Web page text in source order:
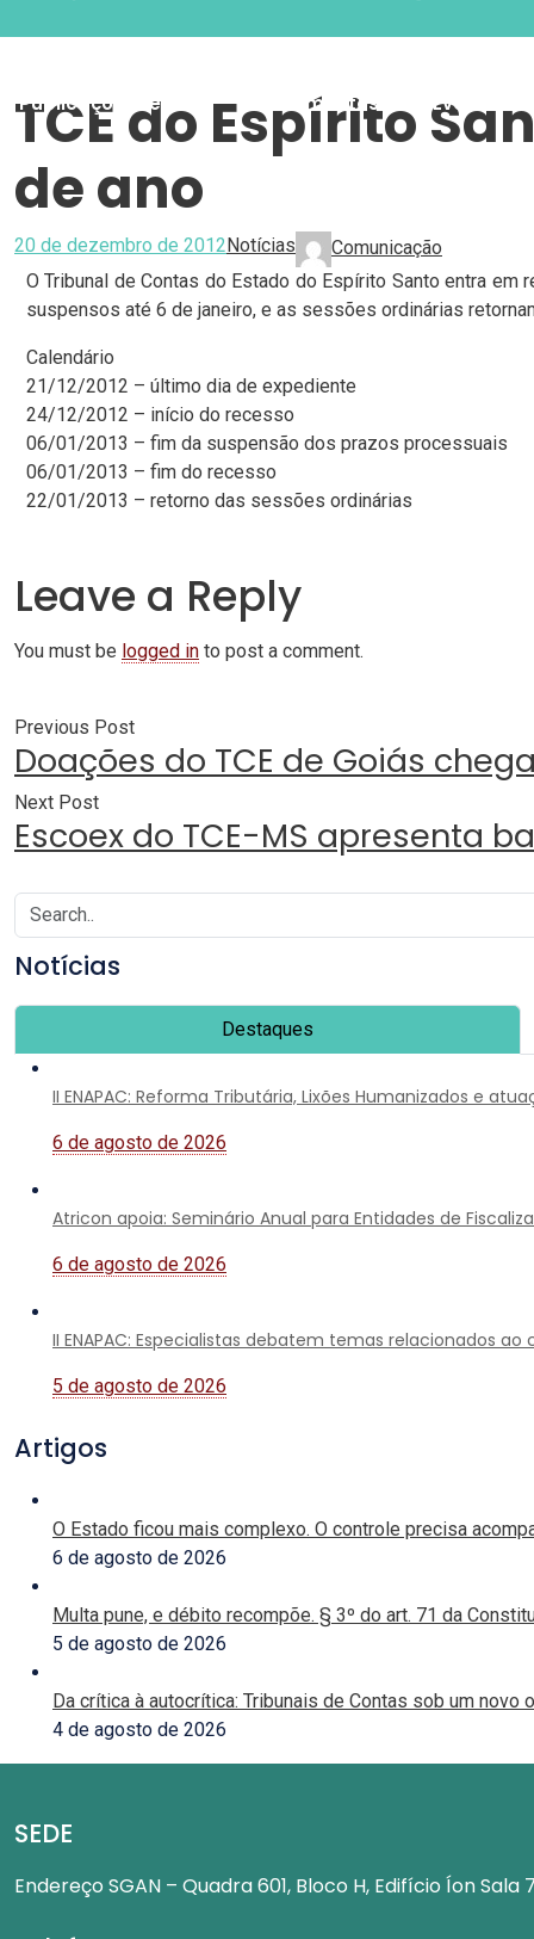
Publicações Legais Documentos Eventos
TCE do Espírito
de ano
20 de dezembro de 2012Notícias
Comunicação
O Tribunal de Contas do Estado do Espírito Santo entra
suspensos até 6 de janeiro, e as sessões ordinárias
Calendário
21/12/2012 – último dia de expediente
24/12/2012 – início do recesso
06/01/2013 – fim da suspensão dos prazos processuais
06/01/2013 – fim do recesso
22/01/2013 – retorno das sessões ordinárias
Leave a Reply
You must be logged in to post a comment.
Previous Post
Doações do TCE de Goiás
Next Post
Escoex do TCE-MS apresenta
Notícias
Destaques
II ENAPAC: Reforma Tributária, Lixões Humanizados e
6 de agosto de 2026
Atricon apoia: Seminário Anual para Entidades de
6 de agosto de 2026
II ENAPAC: Especialistas debatem temas relacionados
5 de agosto de 2026
Artigos
O Estado ficou mais complexo. O controle precisa
6 de agosto de 2026
Multa pune, e débito recompõe. § 3º do art. 71 da
5 de agosto de 2026
Da crítica à autocrítica: Tribunais de Contas sob um novo
4 de agosto de 2026
SEDE
Endereço SGAN – Quadra 601, Bloco H, Edifício Íon